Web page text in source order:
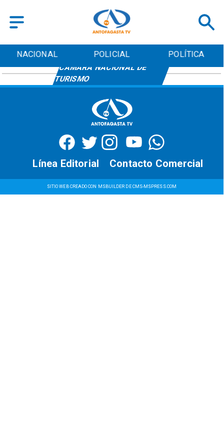
NACIONAL POLICIAL POLÍTICA
CÁMARA NACIONAL DE
TURISMO
SITIO WEB CREADO CON MSBUILDER DE CMS-MSPRESS.COM
Contacto Comercial
Línea Editorial